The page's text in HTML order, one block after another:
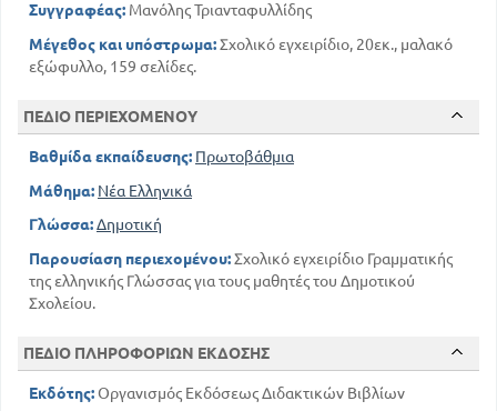
Ομώνυμα - Παρώνυμα - Συνώνυμα
Ταυτόσημα
49
ΜΕΡΟΣ ΤΡΙΤΟ
Γενικοί γραμματικοί όροι
1. ΚΛΙΤΑ ΜΕΡΗ ΤΟΥ ΛΟΓΟΥ
Τα άρθρο
Οι σημασίες και τα είδη των ουσιαστικών
Ανώμαλα ουσιαστικά
80
ΤΑ ΕΠΙΘΕΤΑ
Αριθμητικά επίθετα
97
Οι αντωνυμίες
Συγγραφέας: Μανόλης Τριανταφυλλίδης
Μέγεθος και υπόστρωμα:Σχολικό εγχειρίδιο, 20εκ., μαλακό
εξώφυλλο, 159 σελίδες.
ΠΕΔΙΟ ΠΕΡΙΕΧΟΜΕΝΟΥ
Βαθμίδα εκπαίδευσης: Πρωτοβάθμια
Μάθημα: Νέα Ελληνικά
Γλώσσα:Δημοτική
Παρουσίαση περιεχομένου:Σχολικό εγχειρίδιο Γραμματικής
της ελληνικής Γλώσσας για τους μαθητές του Δημοτικού
Σχολείου.
ΠΕΔΙΟ ΠΛΗΡΟΦΟΡΙΩΝ ΕΚΔΟΣΗΣ
Εκδότης:Οργανισμός Εκδόσεως Διδακτικών Βιβλίων